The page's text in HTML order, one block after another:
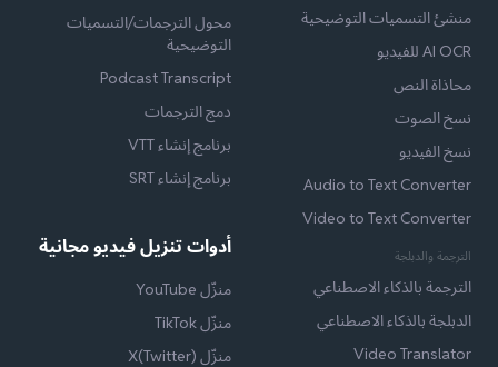
منشئ التسميات التوضيحية
AI OCR للفيديو
محاذاة النص
نسخ الصوت
نسخ الفيديو
Audio to Text Converter
Video to Text Converter
الترجمة والدبلجة
الترجمة بالذكاء الاصطناعي
الدبلجة بالذكاء الاصطناعي
Video Translator
محول الترجمات/التسميات
التوضيحية
Podcast Transcript
دمج الترجمات
برنامج إنشاء VTT
برنامج إنشاء SRT
أدوات تنزيل فيديو مجانية
منزّل YouTube
منزّل TikTok
منزّل X(Twitter)